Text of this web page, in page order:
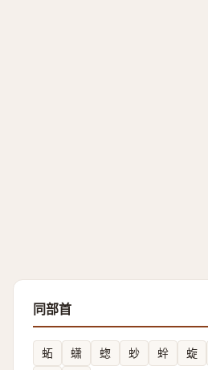
同部首
䖨 蟏 䗓 䖢 䖫 蜁